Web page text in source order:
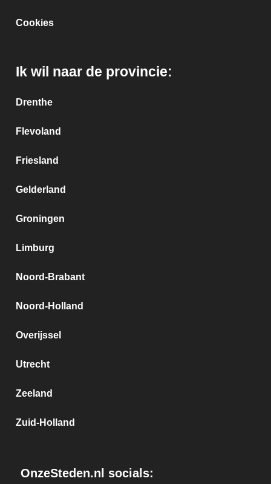
Cookies
Ik wil naar de provincie:
Drenthe
Flevoland
Friesland
Gelderland
Groningen
Limburg
Noord-Brabant
Noord-Holland
Overijssel
Utrecht
Zeeland
Zuid-Holland
OnzeSteden.nl socials: